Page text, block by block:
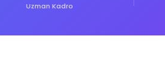
Uzman Kadro